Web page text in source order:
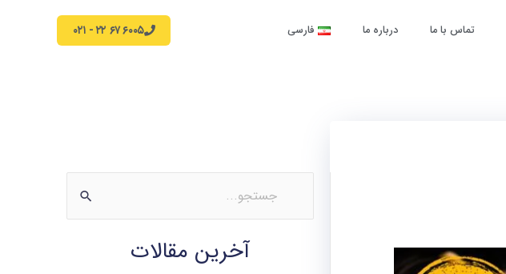
تماس با ما درباره ما فارسی ۶۰۰۵ ۶۷ ۲۲ - ۰۲۱
س
آخرین مقالات